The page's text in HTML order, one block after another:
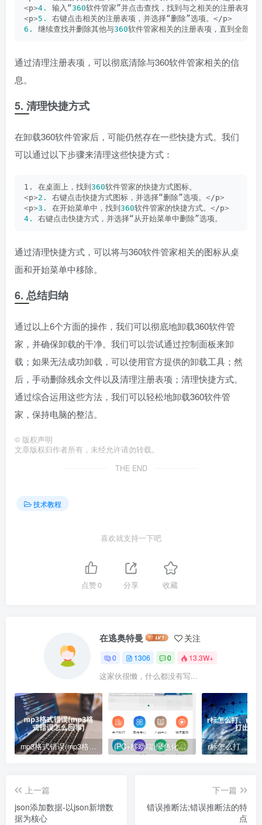
<p>4. 输入“360软件管家”并点击查找，找到与之相关的注册表项。
<p>5. 右键点击相关的注册表项，并选择“删除”选项。 </p>
6.
继续查找并删除其他与360软件管家相关的注册表项，直到全部清
通过清理注册表项，可以彻底清除与360软件管家相关的信
息。
5. 清理快捷方式
在卸载360软件管家后，可能仍然存在一些快捷方式。我们
可以通过以下步骤来清理这些快捷方式：
1. 在桌面上，找到 360软件管家的快捷方式图标。
<p>2. 右键点击快捷方式图标，并选择“删除”选项。 </p>
<p>3. 在开始菜单中，找到 360软件管家的快捷方式。 </p>
4.
右键点击快捷方式，并选择“从开始菜单中删除”选项。
通过清理快捷方式，可以将与360软件管家相关的图标从桌
面和开始菜单中移除。
6. 总结归纳
通过以上6个方面的操作，我们可以彻底地卸载360软件管
家，并确保卸载的干净。我们可以尝试通过控制面板来卸
载；如果无法成功卸载，可以使用官方提供的卸载工具；然
后，手动删除残余文件以及清理注册表项；清理快捷方式。
通过综合运用这些方法，我们可以轻松地卸载360软件管
家，保持电脑的整洁。
© 版权声明
文章版权归作者所有，未经允许请勿转载。
THE END
技术教程
喜欢就支持一下吧
点赞0 分享 收藏
在逃奥特曼 关注
0 1306 0 13.3W+
这家伙很懒，什么都没有写...
mp3格式错误(mp3格式错误怎么回事) (PC+移动端)绿色化工材料企业网站pbootcms模板 营销型化工环保能源网站源码下载
上一篇
json添加数据-以json新增数
据为核心
下一篇
错误推断法;错误推断法的特
点